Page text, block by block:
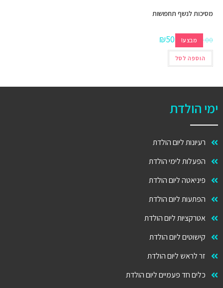
מבצע!
מסיכות לנשף תחפושות
₪100.00
₪50.00
הוספה לסל
ימי הולדת
רעיונות ליום הולדת
הפעלות לימי הולדת
פיניאטה ליום הולדת
הפתעות ליום הולדת
אטרקציות ליום הולדת
קישוטים ליום הולדת
זר לראש ליום הולדת
כלים חד פעמיים ליום הולדת